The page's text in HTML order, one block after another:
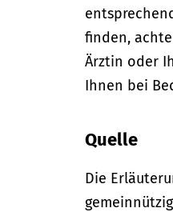
finden,
Ärztin oder
Ihnen bei
Quelle
Die